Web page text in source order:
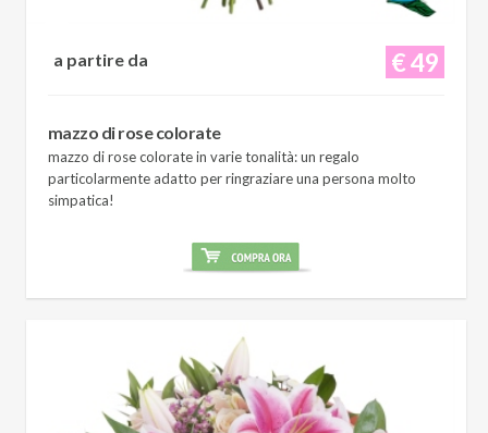
€ 49
a partire da
mazzo di rose colorate
mazzo di rose colorate in varie tonalità: un regalo
particolarmente adatto per ringraziare una persona molto
simpatica!